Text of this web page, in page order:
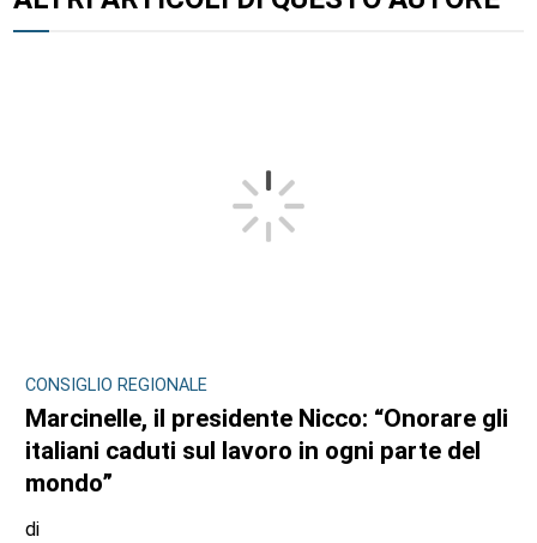
CONSIGLIO REGIONALE
Marcinelle, il presidente Nicco: “Onorare gli
italiani caduti sul lavoro in ogni parte del
mondo”
di